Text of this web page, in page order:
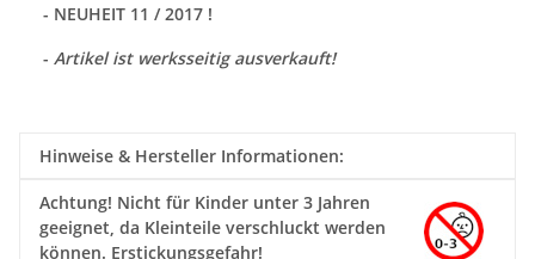
- NEUHEIT 11 / 2017 !
- Artikel ist werksseitig ausverkauft!
Hinweise & Hersteller Informationen:
Achtung! Nicht für Kinder unter 3 Jahren
geeignet, da Kleinteile verschluckt werden
können. Erstickungsgefahr!